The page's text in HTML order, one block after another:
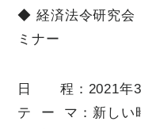
◆ 経済法令研究会
ミナー
日 程：2021年3
テ ー マ：新しい